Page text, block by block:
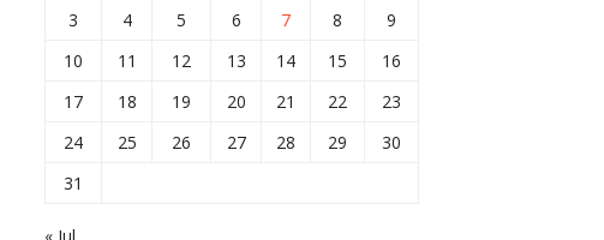
3
4 5 6 7 8
9
10
11 12 13 14 15
16
17
18 19 20 21 22
23
24
25 26 27 28 29
30
31